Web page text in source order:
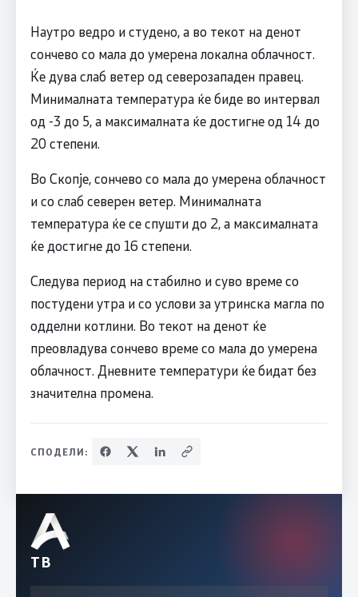
Наутро ведро и студено, а во текот на денот
сончево со мала до умерена локална облачност.
Ќе дува слаб ветер од северозападен правец.
Минималната температура ќе биде во интервал
од -3 до 5, а максималната ќе достигне од 14 до
20 степени.
Во Скопје, сончево со мала до умерена облачност
и со слаб северен ветер. Минималната
температура ќе се спушти до 2, а максималната
ќе достигне до 16 степени.
Следува период на стабилно и суво време со
постудени утра и со услови за утринска магла по
одделни котлини. Во текот на денот ќе
преовладува сончево време со мала до умерена
облачност. Дневните температури ќе бидат без
значителна промена.
СПОДЕЛИ:
ТВ